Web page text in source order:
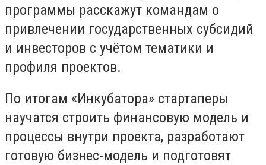
программы расскажут командам о
привлечении государственных субсидий
и инвесторов с учётом тематики и
профиля проектов.
По итогам «Инкубатора» стартаперы
научатся строить финансовую модель и
процессы внутри проекта, разработают
готовую бизнес-модель и подготовят